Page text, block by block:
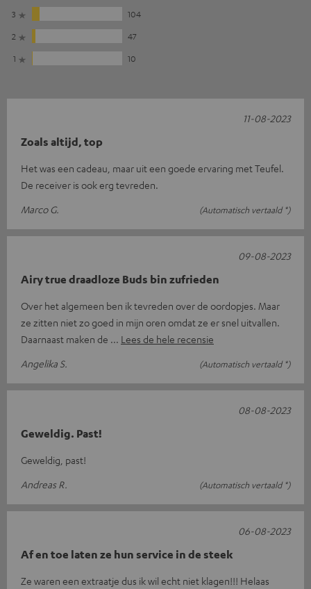
3
104
2
47
1
10
Zoals altijd, top
Het was een cadeau, maar uit een goede ervaring met Teufel.
De receiver is ook erg tevreden.
Marco G.
(Automatisch vertaald *)
11-08-2023
Airy true draadloze Buds bin zufrieden
Over het algemeen ben ik tevreden over de oordopjes. Maar
ze zitten niet zo goed in mijn oren omdat ze er snel uitvallen.
Daarnaast maken de
Lees de hele recensie
Angelika S.
(Automatisch vertaald *)
09-08-2023
Geweldig. Past!
Geweldig, past!
Andreas R.
(Automatisch vertaald *)
08-08-2023
Af en toe laten ze hun service in de steek
Ze waren een extraatje dus ik wil echt niet klagen!!! Helaas
06-08-2023